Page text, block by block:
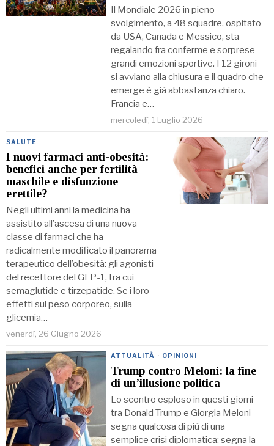
Il Mondiale 2026 in pieno
svolgimento, a 48 squadre, ospitato
da USA, Canada e Messico, sta
regalando fra conferme e sorprese
grandi emozioni sportive. I 12 gironi
si avviano alla chiusura e il quadro che
emerge è già abbastanza chiaro.
Francia e…
mercoledì, 1 Luglio 2026
SALUTE
I nuovi farmaci anti-obesità:
benefici anche per fertilità
maschile e disfunzione
erettile?
Negli ultimi anni la medicina ha
assistito all’ascesa di una nuova
classe di farmaci che ha
radicalmente modificato il panorama
terapeutico dell’obesità: gli agonisti
del recettore del GLP-1, tra cui
semaglutide e tirzepatide. Se i loro
effetti sul peso corporeo, sulla
glicemia…
venerdì, 26 Giugno 2026
ATTUALITÀ · OPINIONI
Trump contro Meloni: la fine
di un’illusione politica
Lo scontro esploso in questi giorni
tra Donald Trump e Giorgia Meloni
segna qualcosa di più di una
semplice crisi diplomatica: segna la